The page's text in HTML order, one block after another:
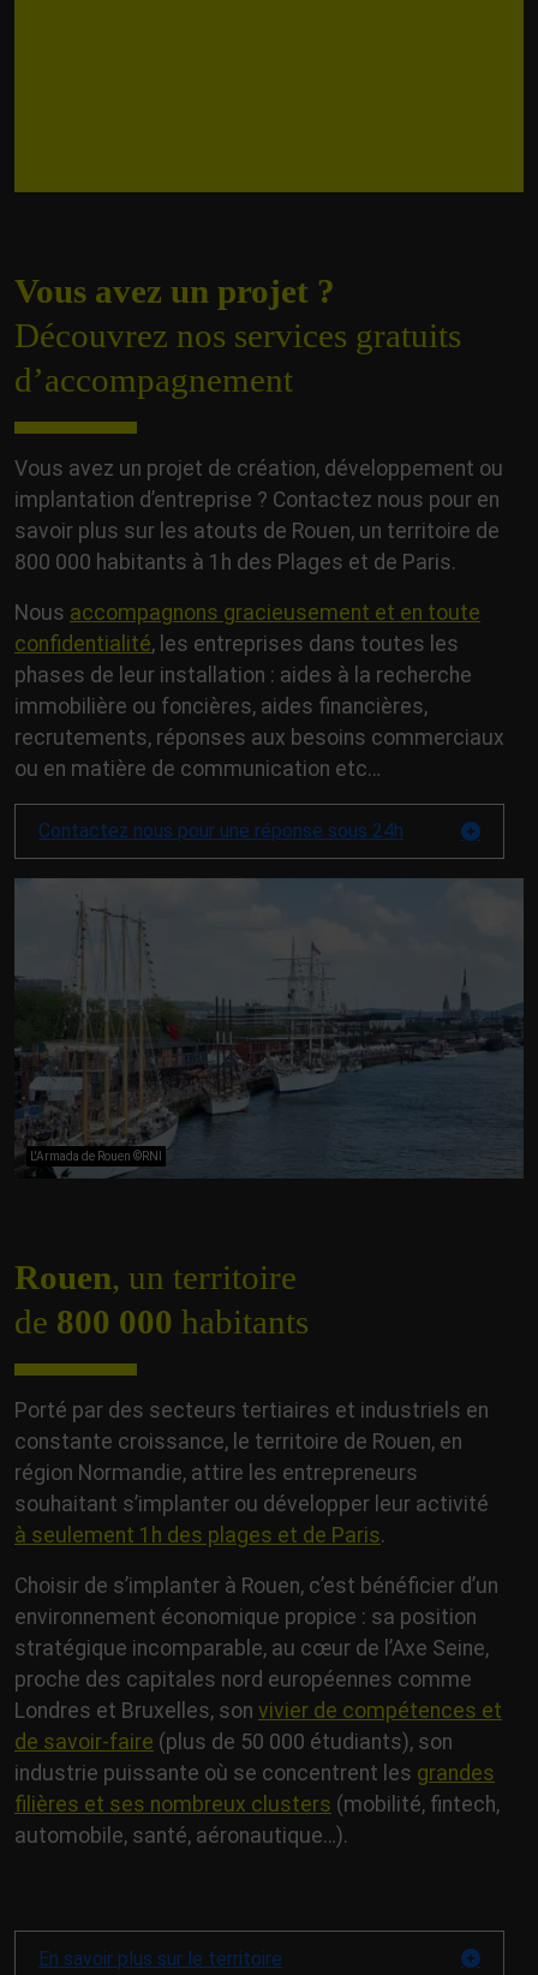
Vous avez un projet ?
Découvrez nos services gratuits
d’accompagnement
Vous avez un projet de création, développement ou
implantation d’entreprise ? Contactez nous pour en
savoir plus sur les atouts de Rouen, un territoire de
800 000 habitants à 1h des Plages et de Paris.
Nous accompagnons gracieusement et en toute
confidentialité, les entreprises dans toutes les
phases de leur installation : aides à la recherche
immobilière ou foncières, aides financières,
recrutements, réponses aux besoins commerciaux
ou en matière de communication etc…
Contactez nous pour une réponse sous 24h
L'Armada de Rouen ©RNI
Rouen, un territoire
de 800 000 habitants
Porté par des secteurs tertiaires et industriels en
constante croissance, le territoire de Rouen, en
région Normandie, attire les entrepreneurs
souhaitant s’implanter ou développer leur activité
à seulement 1h des plages et de Paris.
Choisir de s’implanter à Rouen, c’est bénéficier d’un
environnement économique propice : sa position
stratégique incomparable, au cœur de l’Axe Seine,
proche des capitales nord européennes comme
Londres et Bruxelles, son vivier de compétences et
de savoir-faire (plus de 50 000 étudiants), son
industrie puissante où se concentrent les grandes
filières et ses nombreux clusters (mobilité, fintech,
automobile, santé, aéronautique…).
En savoir plus sur le territoire